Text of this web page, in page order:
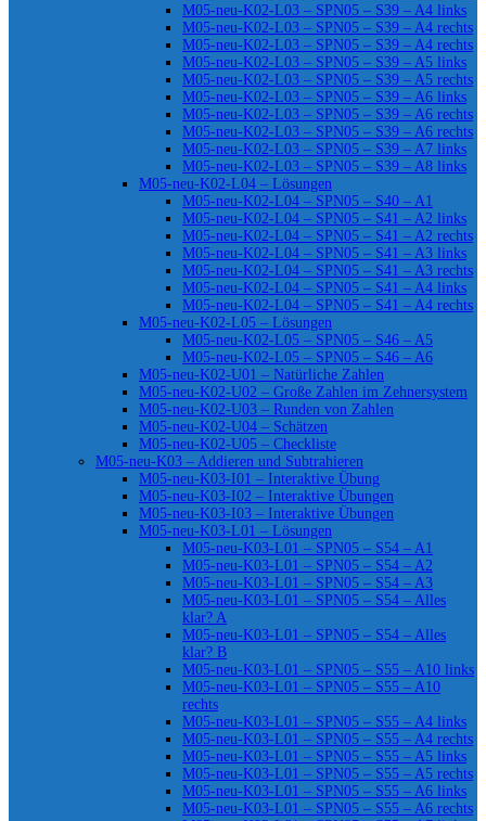
M05-neu-K02-L03 – SPN05 – S39 – A4 links
M05-neu-K02-L03 – SPN05 – S39 – A4 rechts
M05-neu-K02-L03 – SPN05 – S39 – A4 rechts
M05-neu-K02-L03 – SPN05 – S39 – A5 links
M05-neu-K02-L03 – SPN05 – S39 – A5 rechts
M05-neu-K02-L03 – SPN05 – S39 – A6 links
M05-neu-K02-L03 – SPN05 – S39 – A6 rechts
M05-neu-K02-L03 – SPN05 – S39 – A6 rechts
M05-neu-K02-L03 – SPN05 – S39 – A7 links
M05-neu-K02-L03 – SPN05 – S39 – A8 links
M05-neu-K02-L04 – Lösungen
M05-neu-K02-L04 – SPN05 – S40 – A1
M05-neu-K02-L04 – SPN05 – S41 – A2 links
M05-neu-K02-L04 – SPN05 – S41 – A2 rechts
M05-neu-K02-L04 – SPN05 – S41 – A3 links
M05-neu-K02-L04 – SPN05 – S41 – A3 rechts
M05-neu-K02-L04 – SPN05 – S41 – A4 links
M05-neu-K02-L04 – SPN05 – S41 – A4 rechts
M05-neu-K02-L05 – Lösungen
M05-neu-K02-L05 – SPN05 – S46 – A5
M05-neu-K02-L05 – SPN05 – S46 – A6
M05-neu-K02-U01 – Natürliche Zahlen
M05-neu-K02-U02 – Große Zahlen im Zehnersystem
M05-neu-K02-U03 – Runden von Zahlen
M05-neu-K02-U04 – Schätzen
M05-neu-K02-U05 – Checkliste
M05-neu-K03 – Addieren und Subtrahieren
M05-neu-K03-I01 – Interaktive Übung
M05-neu-K03-I02 – Interaktive Übungen
M05-neu-K03-I03 – Interaktive Übungen
M05-neu-K03-L01 – Lösungen
M05-neu-K03-L01 – SPN05 – S54 – A1
M05-neu-K03-L01 – SPN05 – S54 – A2
M05-neu-K03-L01 – SPN05 – S54 – A3
M05-neu-K03-L01 – SPN05 – S54 – Alles
klar? A
M05-neu-K03-L01 – SPN05 – S54 – Alles
klar? B
M05-neu-K03-L01 – SPN05 – S55 – A10 links
M05-neu-K03-L01 – SPN05 – S55 – A10
rechts
M05-neu-K03-L01 – SPN05 – S55 – A4 links
M05-neu-K03-L01 – SPN05 – S55 – A4 rechts
M05-neu-K03-L01 – SPN05 – S55 – A5 links
M05-neu-K03-L01 – SPN05 – S55 – A5 rechts
M05-neu-K03-L01 – SPN05 – S55 – A6 links
M05-neu-K03-L01 – SPN05 – S55 – A6 rechts